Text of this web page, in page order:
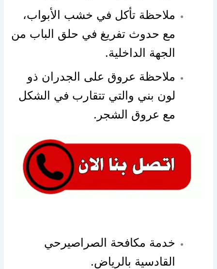
ملاحظة تأكل في خشب الأبواب،
مع حدوث تفريغ في حلق الباب من
الجهة الداخلية.
ملاحظة عروق على الجدران ذو
لون بني والتي تتقارب في الشكل
مع عروق الشجر.
خدمة مكافحة الصراصيرحي
القادسية بالرياض.